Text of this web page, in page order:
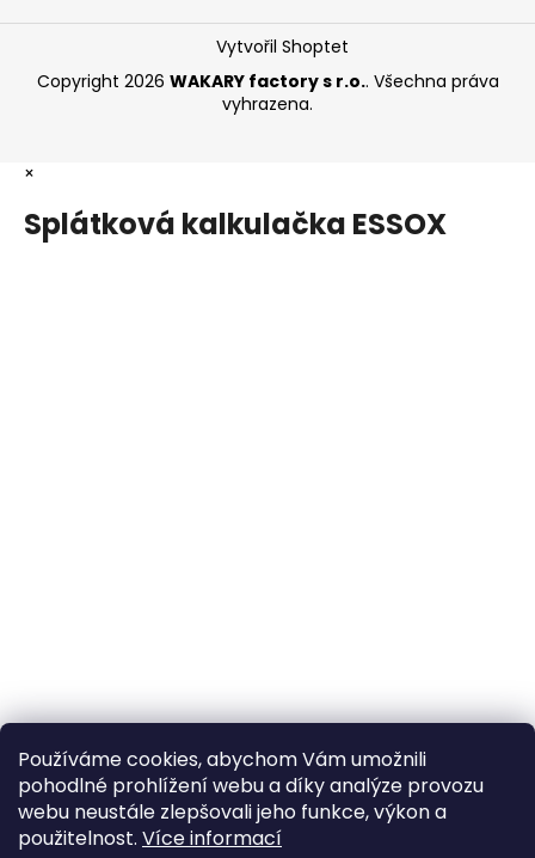
Používáme cookies, abychom Vám umožnili
pohodlné prohlížení webu a díky analýze provozu
webu neustále zlepšovali jeho funkce, výkon a
použitelnost. Více informací
Vytvořil Shoptet
Copyright 2026 WAKARY factory s r.o.. Všechna práva
vyhrazena.
×
Splátková kalkulačka ESSOX